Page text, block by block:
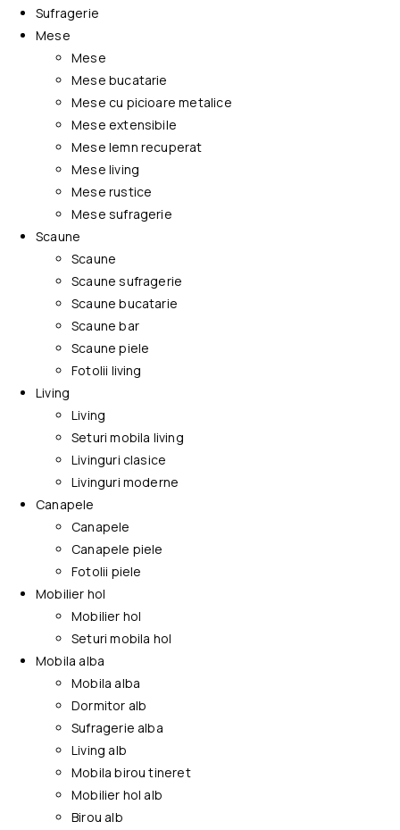
Sufragerie
Mese
Mese
Mese bucatarie
Mese cu picioare metalice
Mese extensibile
Mese lemn recuperat
Mese living
Mese rustice
Mese sufragerie
Scaune
Scaune
Scaune sufragerie
Scaune bucatarie
Scaune bar
Scaune piele
Fotolii living
Living
Living
Seturi mobila living
Livinguri clasice
Livinguri moderne
Canapele
Canapele
Canapele piele
Fotolii piele
Mobilier hol
Mobilier hol
Seturi mobila hol
Mobila alba
Mobila alba
Dormitor alb
Sufragerie alba
Living alb
Mobila birou tineret
Mobilier hol alb
Birou alb